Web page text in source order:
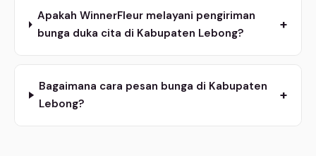
Apakah WinnerFleur melayani pengiriman
bunga duka cita di Kabupaten Lebong?
+
Bagaimana cara pesan bunga di Kabupaten
Lebong?
+